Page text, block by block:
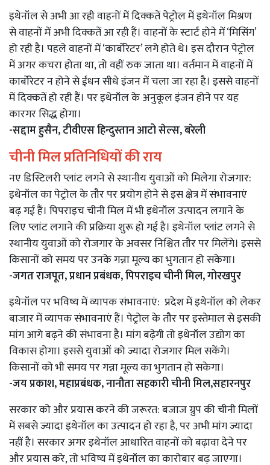
इथेनॉल से अभी आ रही वाहनों में दिक्कतें पेट्रोल में इथेनॉल मिश्रण
से वाहनों में अभी दिक्कतें आ रही हैं। वाहनों के स्टार्ट होने में ‘मिसिंग’
हो रही है। पहले वाहनों में ‘कार्बोरेटर’ लगे होते थे। इस दौरान पेट्रोल
में अगर कचरा होता था, तो वहीं रुक जाता था। वर्तमान में वाहनों में
कार्बोरेटर न होने से ईंधन सीधे इंजन में चला जा रहा है। इससे वाहनों
में दिक्कतें हो रही हैं। पर इथेनॉल के अनुकूल इंजन होने पर यह
कारगर सिद्ध होगा।
-सद्दाम हुसैन, टीवीएस हिन्दुस्तान आटो सेल्स, बरेली
चीनी मिल प्रतिनिधियों की राय
नए डिस्टिलरी प्लांट लगने से स्थानीय युवाओं को मिलेगा रोजगार:
इथेनॉल का पेट्रोल के तौर पर प्रयोग होने से इस क्षेत्र में संभावनाएं
बढ़ गई हैं। पिपराइच चीनी मिल में भी इथेनॉल उत्पादन लगाने के
लिए प्लांट लगाने की प्रक्रिया शुरू हो गई है। इथेनॉल प्लांट लगने से
स्थानीय युवाओं को रोजगार के अवसर निश्चित तौर पर मिलेंगे। इससे
किसानों को समय पर उनके गन्ना मूल्य का भुगतान हो सकेगा।
-जगत राजपूत, प्रधान प्रबंधक, पिपराइच चीनी मिल, गोरखपुर
इथेनॉल पर भविष्य में व्यापक संभावनाएं: प्रदेश में इथेनॉल को लेकर
बाजार में व्यापक संभावनाएं हैं। पेट्रोल के तौर पर इस्तेमाल से इसकी
मांग आगे बढ़ने की संभावना है। मांग बढ़ेगी तो इथेनॉल उद्योग का
विकास होगा। इससे युवाओं को ज्यादा रोजगार मिल सकेंगे।
किसानों को भी समय पर गन्ना मूल्य का भुगतान हो सकेगा।
-जय प्रकाश, महाप्रबंधक, नानौता सहकारी चीनी मिल,सहारनपुर
सरकार को और प्रयास करने की जरूरत: बजाज ग्रुप की चीनी मिलों
में सबसे ज्यादा इथेनॉल का उत्पादन हो रहा है, पर अभी मांग ज्यादा
नहीं है। सरकार अगर इथेनॉल आधारित वाहनों को बढ़ावा देने पर
और प्रयास करे, तो भविष्य में इथेनॉल का कारोबार बढ़ जाएगा।